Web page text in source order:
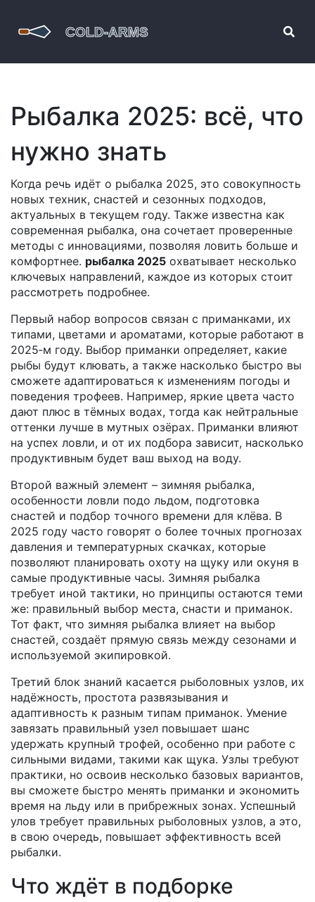
Рыбалка 2025: всё, что
нужно знать
Когда речь идёт о рыбалка 2025, это совокупность
новых техник, снастей и сезонных подходов,
актуальных в текущем году. Также известна как
современная рыбалка, она сочетает проверенные
методы с инновациями, позволяя ловить больше и
комфортнее. рыбалка 2025 охватывает несколько
ключевых направлений, каждое из которых стоит
рассмотреть подробнее.
Первый набор вопросов связан с приманками, их
типами, цветами и ароматами, которые работают в
2025‑м году. Выбор приманки определяет, какие
рыбы будут клювать, а также насколько быстро вы
сможете адаптироваться к изменениям погоды и
поведения трофеев. Например, яркие цвета часто
дают плюс в тёмных водах, тогда как нейтральные
оттенки лучше в мутных озёрах. Приманки влияют
на успех ловли, и от их подбора зависит, насколько
продуктивным будет ваш выход на воду.
Второй важный элемент – зимняя рыбалка,
особенности ловли подо льдом, подготовка
снастей и подбор точного времени для клёва. В
2025 году часто говорят о более точных прогнозах
давления и температурных скачках, которые
позволяют планировать охоту на щуку или окуня в
самые продуктивные часы. Зимняя рыбалка
требует иной тактики, но принципы остаются теми
же: правильный выбор места, снасти и приманок.
Тот факт, что зимняя рыбалка влияет на выбор
снастей, создаёт прямую связь между сезонами и
используемой экипировкой.
Третий блок знаний касается рыболовных узлов, их
надёжность, простота развязывания и
адаптивность к разным типам приманок. Умение
завязать правильный узел повышает шанс
удержать крупный трофей, особенно при работе с
сильными видами, такими как щука. Узлы требуют
практики, но освоив несколько базовых вариантов,
вы сможете быстро менять приманки и экономить
время на льду или в прибрежных зонах. Успешный
улов требует правильных рыболовных узлов, а это,
в свою очередь, повышает эффективность всей
рыбалки.
Что ждёт в подборке